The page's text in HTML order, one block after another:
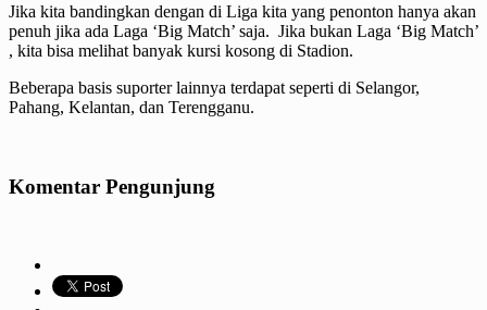
Jika kita bandingkan dengan di Liga kita yang penonton hanya akan
penuh jika ada Laga ‘Big Match’ saja. Jika bukan Laga ‘Big Match’
, kita bisa melihat banyak kursi kosong di Stadion.
Beberapa basis suporter lainnya terdapat seperti di Selangor,
Pahang, Kelantan, dan Terengganu.
Komentar Pengunjung